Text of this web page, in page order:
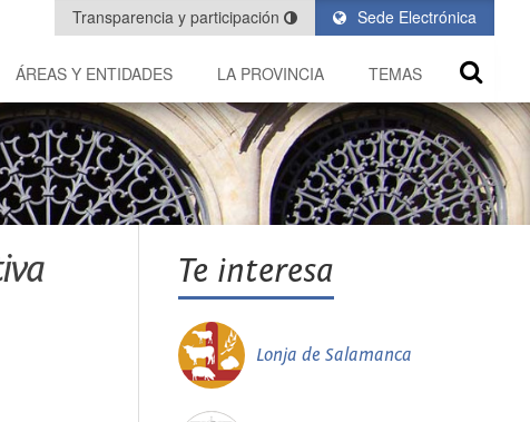
Sede Electrónica
Transparencia y participación
ÁREAS Y ENTIDADES LA PROVINCIA TEMAS
Te interesa
Lonja de Salamanca